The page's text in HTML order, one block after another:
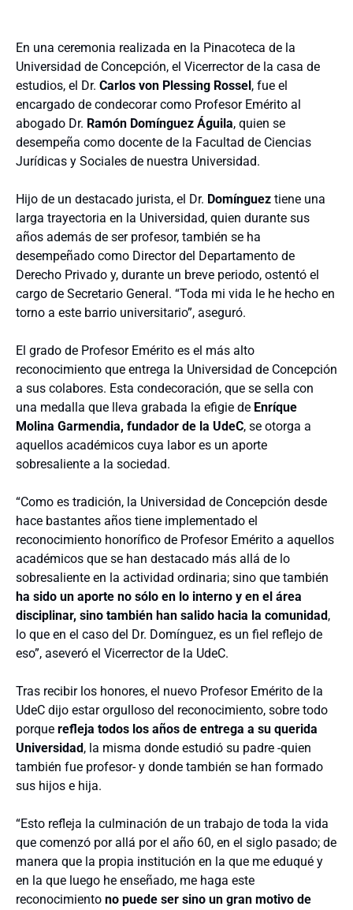
En una ceremonia realizada en la Pinacoteca de la
Universidad de Concepción, el Vicerrector de la casa de
estudios, el Dr. Carlos von Plessing Rossel, fue el
encargado de condecorar como Profesor Emérito al
abogado Dr. Ramón Domínguez Águila, quien se
desempeña como docente de la Facultad de Ciencias
Jurídicas y Sociales de nuestra Universidad.
Hijo de un destacado jurista, el Dr. Domínguez tiene una
larga trayectoria en la Universidad, quien durante sus
años además de ser profesor, también se ha
desempeñado como Director del Departamento de
Derecho Privado y, durante un breve periodo, ostentó el
cargo de Secretario General. “Toda mi vida le he hecho en
torno a este barrio universitario”, aseguró.
El grado de Profesor Emérito es el más alto
reconocimiento que entrega la Universidad de Concepción
a sus colabores. Esta condecoración, que se sella con
una medalla que lleva grabada la efigie de Enríque
Molina Garmendia, fundador de la UdeC, se otorga a
aquellos académicos cuya labor es un aporte
sobresaliente a la sociedad.
“Como es tradición, la Universidad de Concepción desde
hace bastantes años tiene implementado el
reconocimiento honorífico de Profesor Emérito a aquellos
académicos que se han destacado más allá de lo
sobresaliente en la actividad ordinaria; sino que también
ha sido un aporte no sólo en lo interno y en el área
disciplinar, sino también han salido hacia la comunidad,
lo que en el caso del Dr. Domínguez, es un fiel reflejo de
eso”, aseveró el Vicerrector de la UdeC.
Tras recibir los honores, el nuevo Profesor Emérito de la
UdeC dijo estar orgulloso del reconocimiento, sobre todo
porque refleja todos los años de entrega a su querida
Universidad, la misma donde estudió su padre -quien
también fue profesor- y donde también se han formado
sus hijos e hija.
“Esto refleja la culminación de un trabajo de toda la vida
que comenzó por allá por el año 60, en el siglo pasado; de
manera que la propia institución en la que me eduqué y
en la que luego he enseñado, me haga este
reconocimiento no puede ser sino un gran motivo de